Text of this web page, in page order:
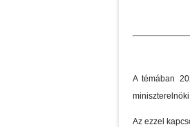
A témában
Az ezzel